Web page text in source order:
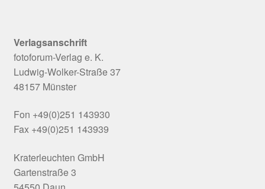
Verlagsanschrift
fotoforum-Verlag e. K.
Ludwig-Wolker-Straße 37
48157 Münster
Fon +49(0)251 143930
Fax +49(0)251 143939
Kraterleuchten GmbH
Gartenstraße 3